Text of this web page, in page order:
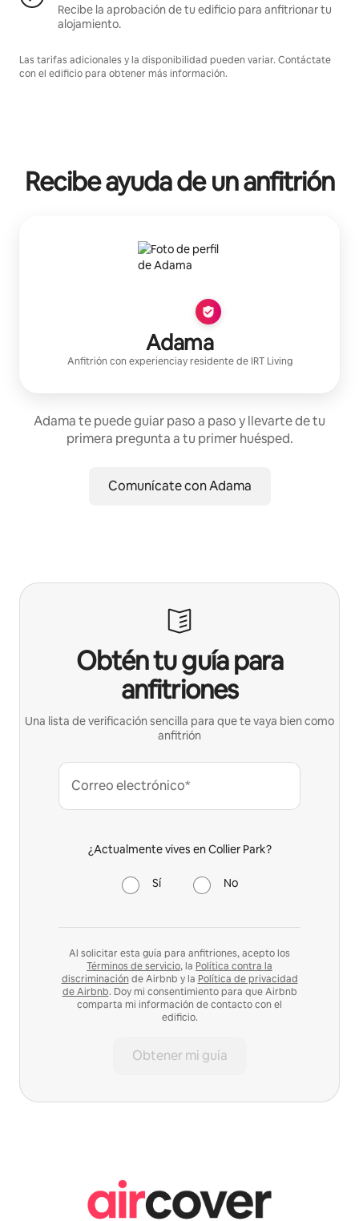
Recibe la aprobación de tu edificio para anfitrionar tu
alojamiento.
Las tarifas adicionales y la disponibilidad pueden variar. Contáctate
con el edificio para obtener más información.
Recibe ayuda de un anfitrión
Adama
Anfitrión con experienciay residente de IRT Living
Adama te puede guiar paso a paso y llevarte de tu
primera pregunta a tu primer huésped.
Comunícate con Adama
Obtén tu guía para
anfitriones
Una lista de verificación sencilla para que te vaya bien como
anfitrión
Correo electrónico*
¿Actualmente vives en Collier Park?
Sí No
Al solicitar esta guía para anfitriones, acepto los
Términos de servicio, la Política contra la
discriminación de Airbnb y la Política de privacidad
de Airbnb. Doy mi consentimiento para que Airbnb
comparta mi información de contacto con el
edificio.
Obtener mi guía